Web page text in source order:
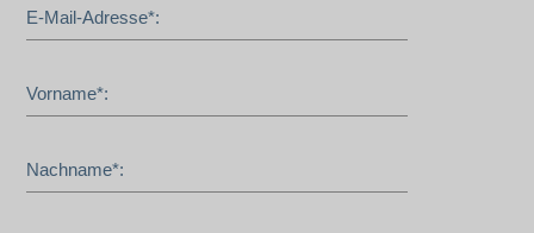
E-Mail-Adresse*:
Vorname*:
Nachname*: